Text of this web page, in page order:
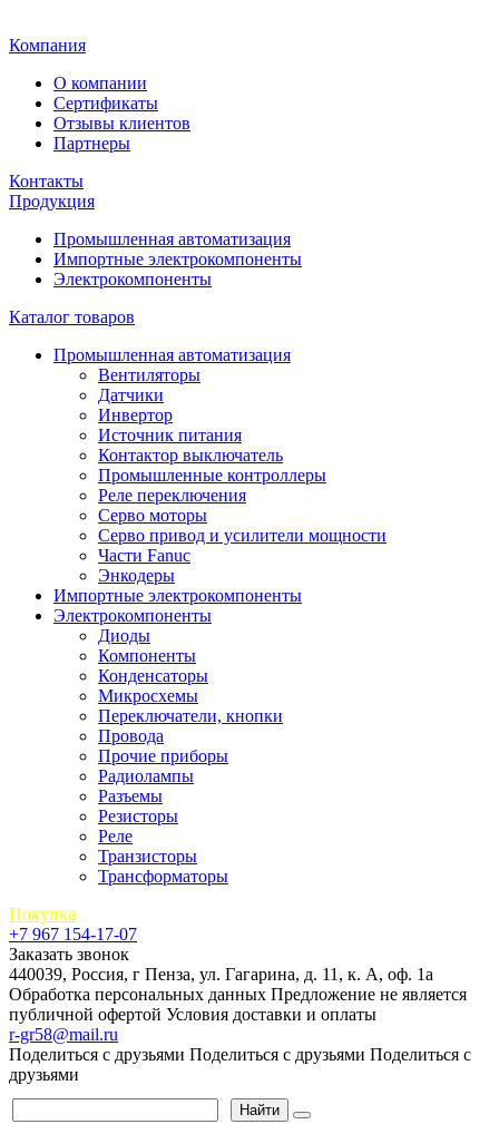
Компания
О компании
Сертификаты
Отзывы клиентов
Партнеры
Контакты
Продукция
Промышленная автоматизация
Импортные электрокомпоненты
Электрокомпоненты
Каталог товаров
Промышленная автоматизация
Вентиляторы
Датчики
Инвертор
Источник питания
Контактор выключатель
Промышленные контроллеры
Реле переключения
Серво моторы
Серво привод и усилители мощности
Части Fanuc
Энкодеры
Импортные электрокомпоненты
Электрокомпоненты
Диоды
Компоненты
Конденсаторы
Микросхемы
Переключатели, кнопки
Провода
Прочие приборы
Радиолампы
Разъемы
Резисторы
Реле
Транзисторы
Трансформаторы
Покупка
+7 967 154-17-07
Заказать звонок
440039, Россия, г Пенза, ул. Гагарина, д. 11, к. А, оф. 1а
Обработка персональных данных Предложение не является
публичной офертой Условия доставки и оплаты
r-gr58@mail.ru
Поделиться с друзьями Поделиться с друзьями Поделиться с
друзьями
Найти